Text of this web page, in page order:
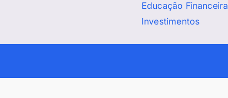
Educação Financeira
Investimentos